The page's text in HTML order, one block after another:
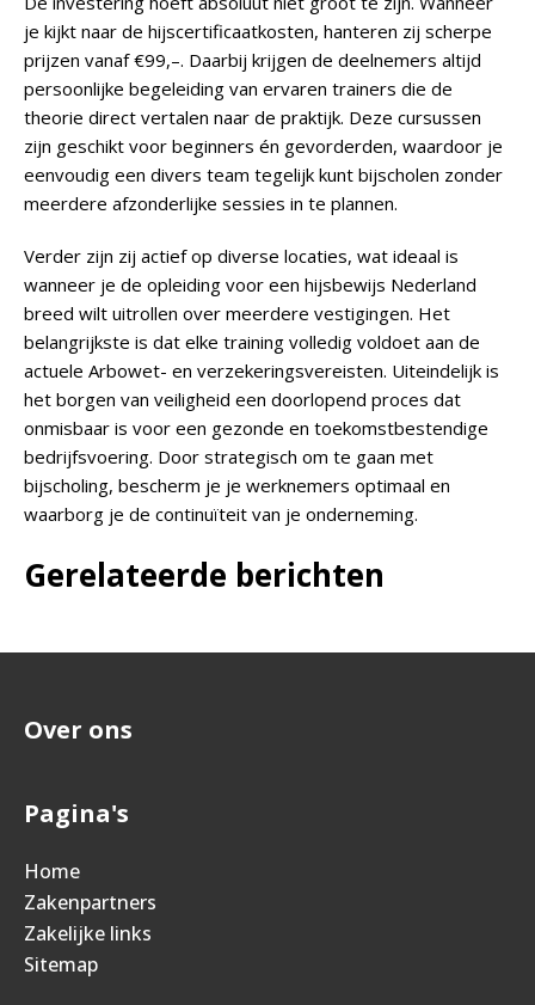
je kijkt naar de hijscertificaatkosten, hanteren zij scherpe
prijzen vanaf €99,–. Daarbij krijgen de deelnemers altijd
persoonlijke begeleiding van ervaren trainers die de
theorie direct vertalen naar de praktijk. Deze cursussen
zijn geschikt voor beginners én gevorderden, waardoor je
eenvoudig een divers team tegelijk kunt bijscholen zonder
meerdere afzonderlijke sessies in te plannen.
Verder zijn zij actief op diverse locaties, wat ideaal is
wanneer je de opleiding voor een hijsbewijs Nederland
breed wilt uitrollen over meerdere vestigingen. Het
belangrijkste is dat elke training volledig voldoet aan de
actuele Arbowet- en verzekeringsvereisten. Uiteindelijk is
het borgen van veiligheid een doorlopend proces dat
onmisbaar is voor een gezonde en toekomstbestendige
bedrijfsvoering. Door strategisch om te gaan met
bijscholing, bescherm je je werknemers optimaal en
waarborg je de continuïteit van je onderneming.
Gerelateerde berichten
Over ons
Pagina's
Home
Zakenpartners
Zakelijke links
Sitemap